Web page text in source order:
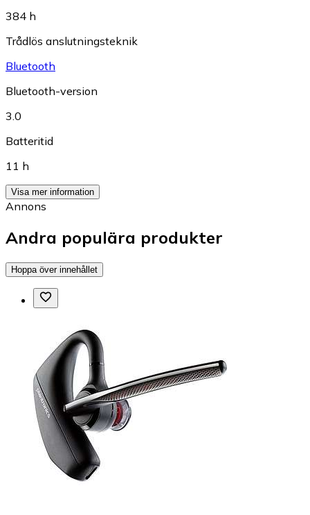
384 h
Trådlös anslutningsteknik
Bluetooth
Bluetooth-version
3.0
Batteritid
11 h
Visa mer information
Annons
Andra populära produkter
Hoppa över innehållet